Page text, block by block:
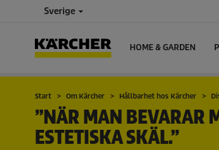
Sverige
HOME & GARDEN
Start Om Kärcher Hållbarhet hos Kärcher
”NÄR MAN BEVARAR
ESTETISKA SKÄL.”